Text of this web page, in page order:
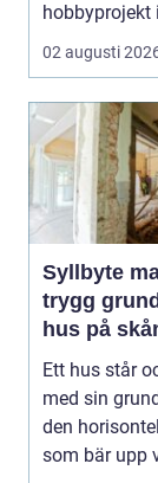
hobbyprojekt i
verkstaden till
02 augusti
Syllbyte
trygg
hus på
mark
Ett hus står
med sin
den
som bär upp